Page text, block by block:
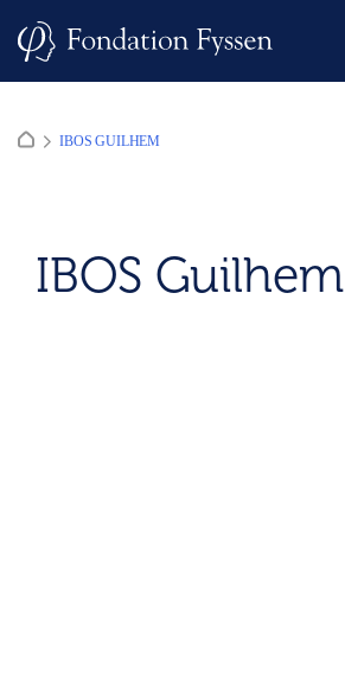
IBOS GUILHEM
IBOS Guilhem